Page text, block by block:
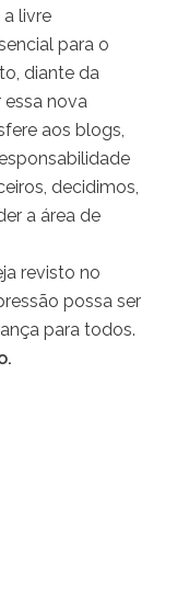
livre
para o
diante da
essa nova
aos blogs,
decidimos,
a área de
revisto no
possa ser
para todos.